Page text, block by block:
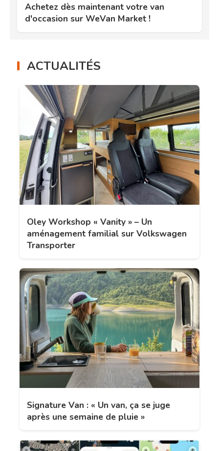
Achetez dès maintenant votre van
d'occasion sur WeVan Market !
ACTUALITÉS
Oley Workshop « Vanity » – Un
aménagement familial sur Volkswagen
Transporter
Signature Van : « Un van, ça se juge
après une semaine de pluie »